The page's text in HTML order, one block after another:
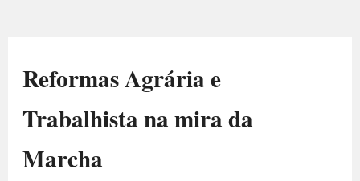
Reformas Agrária e
Trabalhista na mira da
Marcha